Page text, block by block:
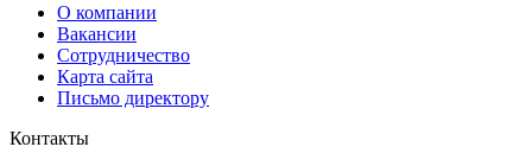
О компании
Вакансии
Сотрудничество
Карта сайта
Письмо директору
Контакты